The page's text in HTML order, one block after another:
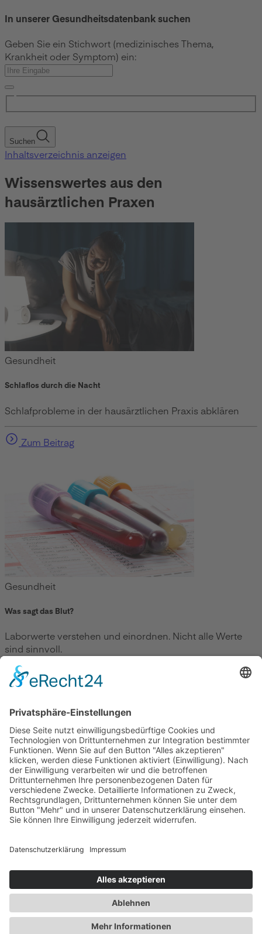
In unserer Gesundheitsdatenbank suchen
Geben Sie ein Stichwort (medizinisches Thema,
Krankheit oder Symptom) ein:
Suchen
Inhaltsverzeichnis anzeigen
Wissenswertes aus den
hausärztlichen Praxen
Gesundheit
Schlaflos durch die Nacht
Schlafprobleme in der hausärztlichen Praxis abklären
Zum Beitrag
Gesundheit
Was sagt das Blut?
Laborwerte verstehen und einordnen. Nicht alle Werte
sind sinnvoll.
Zum Beitrag
Gesundheit
Die Abnehmspritze und ihre Nebenwirkungen
Mit Ozempic mühelos zum Wunschgewicht? Lieber nicht